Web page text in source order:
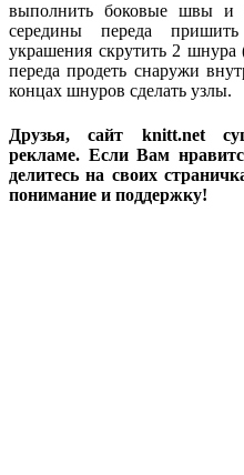
выполнить боковые швы
середины переда
украшения скрутить 2
переда продеть снаружи
концах шнуров сделать узлы.
Друзья, сайт knitt.net
рекламе. Если Вам
делитесь на своих
понимание и поддержку!